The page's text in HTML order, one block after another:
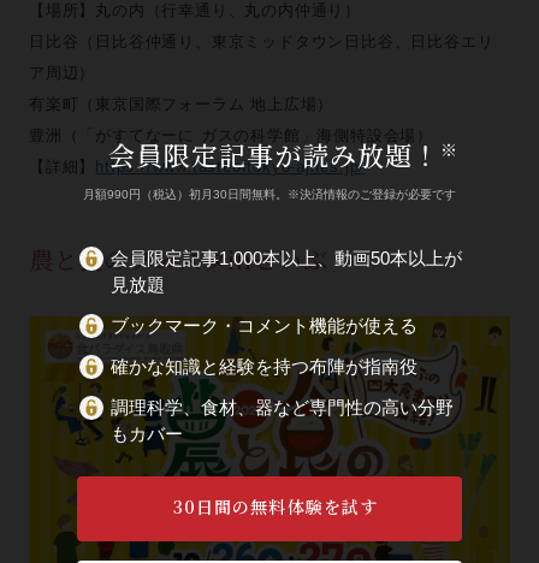
【場所】丸の内（行幸通り、丸の内仲通り）
日比谷（日比谷仲通り、東京ミッドタウン日比谷、日比谷エリ
ア周辺）
有楽町（東京国際フォーラム 地上広場）
豊洲（「がすてなーに ガスの科学館」海側特設会場）
【詳細】
https://www.tasteoftokyo-ajifes.jp/
農と食のフェスタinせいぶ
会員限定記事が読み放題！ ※
月額990円（税込）初月30日間無料。※決済情報のご登録が必要です
会員限定記事1,000本以上、動画50本以上が
見放題
ブックマーク・コメント機能が使える
確かな知識と経験を持つ布陣が指南役
調理科学、食材、器など専門性の高い分野
もカバー
30日間の無料体験を試す